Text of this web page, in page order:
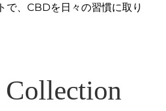
で、CBDを日々の習慣に取り